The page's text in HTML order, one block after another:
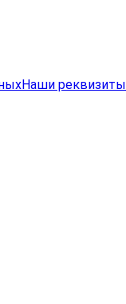
Наши реквизиты